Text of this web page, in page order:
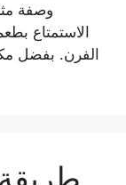
وصفة
الاستمتاع
الفرن. بفضل